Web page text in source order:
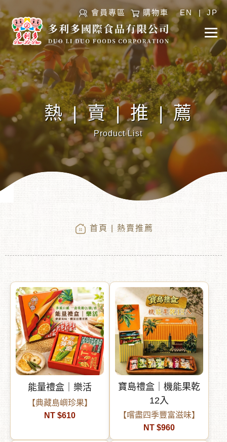
會員專區 購物車 EN JP
熱|賣|推|薦
Product List
首頁 | 熱賣推薦
能量禮盒｜樂活
【典藏島嶼珍果】
NT $610
寶島禮盒｜機能果乾
12入
【嚐盡四季豐富滋味】
NT $960